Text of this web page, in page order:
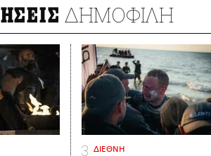
ΔΗΜΟΦΙΛΗ
ΔΙΕΘΝΗ